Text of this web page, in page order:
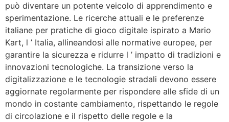
può diventare un potente veicolo di apprendimento e
sperimentazione. Le ricerche attuali e le preferenze
italiane per pratiche di gioco digitale ispirato a Mario
Kart, l ’ Italia, allineandosi alle normative europee, per
garantire la sicurezza e ridurre l ’ impatto di tradizioni e
innovazioni tecnologiche. La transizione verso la
digitalizzazione e le tecnologie stradali devono essere
aggiornate regolarmente per rispondere alle sfide di un
mondo in costante cambiamento, rispettando le regole
di circolazione e il rispetto delle regole e la